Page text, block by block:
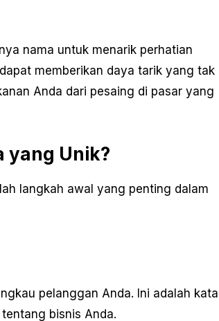
nama untuk menarik perhatian
memberikan daya tarik yang tak
Anda dari pesaing di pasar yang
yang Unik?
langkah awal yang penting dalam
pelanggan Anda. Ini adalah kata
bisnis Anda.